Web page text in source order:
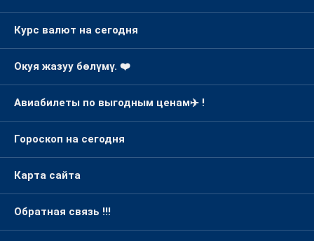
Курс валют на сегодня
Окуя жазуу бөлүмү. ❤️
Авиабилеты по выгодным ценам✈️ !
Гороскоп на сегодня
Карта сайта
Обратная связь !!!